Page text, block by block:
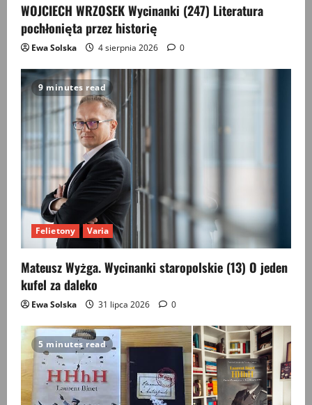
WOJCIECH WRZOSEK Wycinanki (247) Literatura
pochłonięta przez historię
Ewa Solska 4 sierpnia 2026 0
9 minutes read
Felietony Varia
Mateusz Wyżga. Wycinanki staropolskie (13) O jeden
kufel za daleko
Ewa Solska 31 lipca 2026 0
5 minutes read